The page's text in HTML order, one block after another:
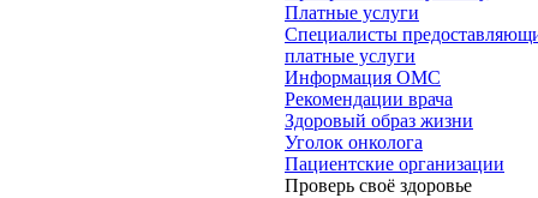
Платные услуги
Специалисты
платные услуги
Информация ОМС
Рекомендации врача
Здоровый образ жизни
Уголок онколога
Пациентские организации
Проверь своё здоровье